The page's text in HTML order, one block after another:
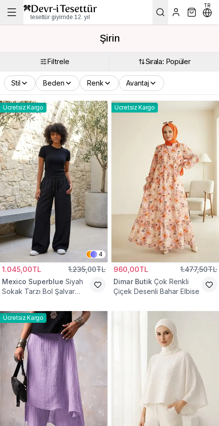
tesettür giyimde 12. yıl
TR
Şirin
Filtrele Sırala: Popüler
Stil Beden Renk Avantaj
Ücretsiz Kargo
4
1.045,00TL 1.235,00TL
Mexico Superblue Siyah
Sokak Tarzı Bol Şalvar
Ücretsiz Kargo
960,00TL 1.477,50TL
Dimar Butik Çok Renkli
Çiçek Desenli Bahar Elbise
Ücretsiz Kargo